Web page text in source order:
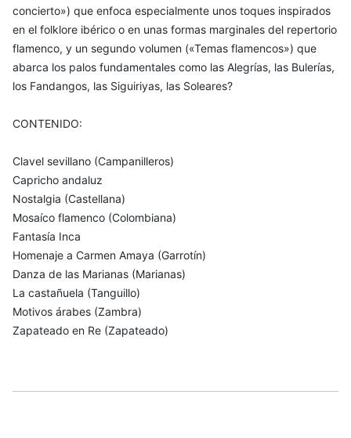
concierto») que enfoca especialmente unos toques inspirados
en el folklore ibérico o en unas formas marginales del repertorio
flamenco, y un segundo volumen («Temas flamencos») que
abarca los palos fundamentales como las Alegrías, las Bulerías,
los Fandangos, las Siguiriyas, las Soleares?
CONTENIDO:
Clavel sevillano (Campanilleros)
Capricho andaluz
Nostalgia (Castellana)
Mosaíco flamenco (Colombiana)
Fantasía Inca
Homenaje a Carmen Amaya (Garrotín)
Danza de las Marianas (Marianas)
La castañuela (Tanguillo)
Motivos árabes (Zambra)
Zapateado en Re (Zapateado)